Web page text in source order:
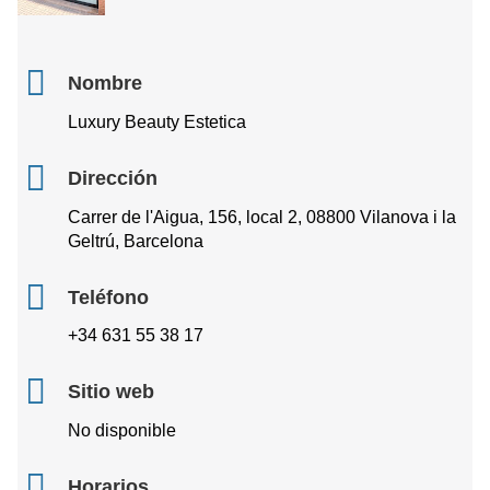
Nombre
Luxury Beauty Estetica
Dirección
Carrer de l'Aigua, 156, local 2, 08800 Vilanova i la
Geltrú, Barcelona
Teléfono
+34 631 55 38 17
Sitio web
No disponible